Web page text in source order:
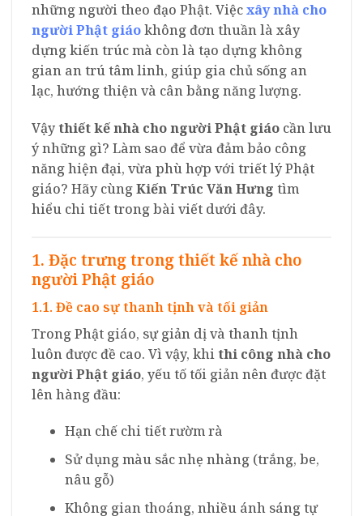
những người theo đạo Phật. Việcxây nhà cho
người Phật giáokhông đơn thuần là xây
dựng kiến trúc mà còn là tạo dựng không
gian an trú tâm linh, giúp gia chủ sống an
lạc, hướng thiện và cân bằng năng lượng.
Vậythiết kế nhà cho người Phật giáo cần lưu
ý những gì? Làm sao để vừa đảm bảo công
năng hiện đại, vừa phù hợp với triết lý Phật
giáo? Hãy cùngKiến Trúc Văn Hưng tìm
hiểu chi tiết trong bài viết dưới đây.
1. Đặc trưng trong thiết kế nhà cho
người Phật giáo
1.1. Đề cao sự thanh tịnh và tối giản
Trong Phật giáo, sự giản dị và thanh tịnh
luôn được đề cao. Vì vậy, khithi công nhà cho
người Phật giáo, yếu tố tối giản nên được đặt
lên hàng đầu:
Hạn chế chi tiết rườm rà
Sử dụng màu sắc nhẹ nhàng (trắng, be,
nâu gỗ)
Không gian thoáng, nhiều ánh sáng tự